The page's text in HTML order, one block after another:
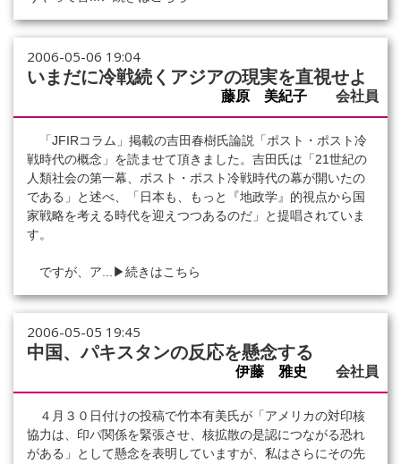
2006-05-06 19:04
いまだに冷戦続くアジアの現実を直視せよ
藤原 美紀子 会社員
「JFIRコラム」掲載の吉田春樹氏論説「ポスト・ポスト冷
戦時代の概念」を読ませて頂きました。吉田氏は「21世紀の
人類社会の第一幕、ポスト・ポスト冷戦時代の幕が開いたの
である」と述べ、「日本も、もっと『地政学』的視点から国
家戦略を考える時代を迎えつつあるのだ」と提唱されていま
す。
ですが、ア... ▶続きはこちら
2006-05-05 19:45
中国、パキスタンの反応を懸念する
伊藤 雅史 会社員
４月３０日付けの投稿で竹本有美氏が「アメリカの対印核
協力は、印パ関係を緊張させ、核拡散の是認につながる恐れ
がある」として懸念を表明していますが、私はさらにその先